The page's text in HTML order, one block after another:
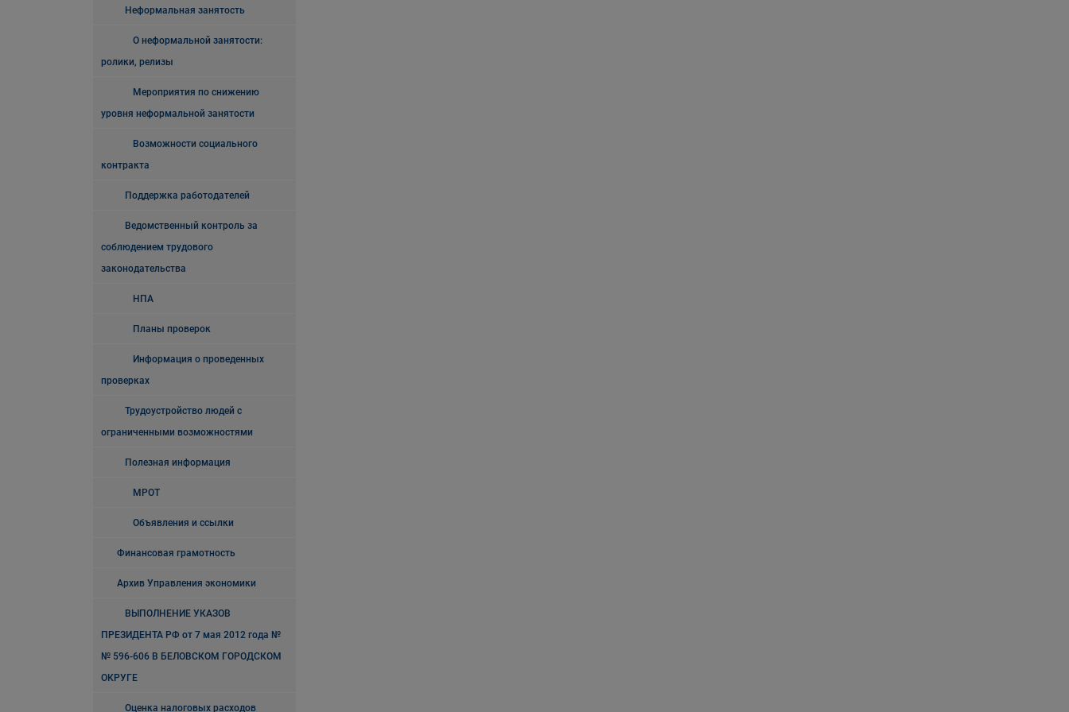
Неформальная занятость
О неформальной занятости:
ролики, релизы
Мероприятия по снижению
уровня неформальной занятости
Возможности социального
контракта
Поддержка работодателей
Ведомственный контроль за
соблюдением трудового
законодательства
НПА
Планы проверок
Информация о проведенных
проверках
Трудоустройство людей с
ограниченными возможностями
Полезная информация
МРОТ
Объявления и ссылки
Финансовая грамотность
Архив Управления экономики
ВЫПОЛНЕНИЕ УКАЗОВ
ПРЕЗИДЕНТА РФ от 7 мая 2012 года №
№ 596-606 В БЕЛОВСКОМ ГОРОДСКОМ
ОКРУГЕ
Оценка налоговых расходов